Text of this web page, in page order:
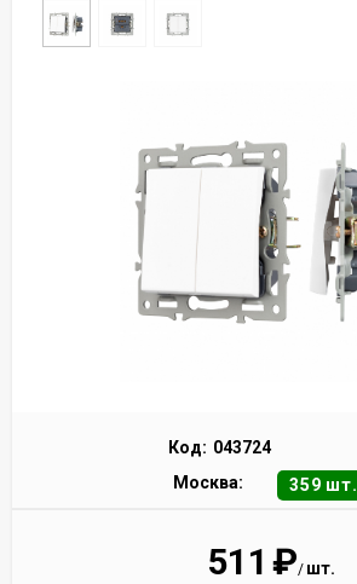
Код: 043724
Москва:
359 шт.
511 ₽/ шт.